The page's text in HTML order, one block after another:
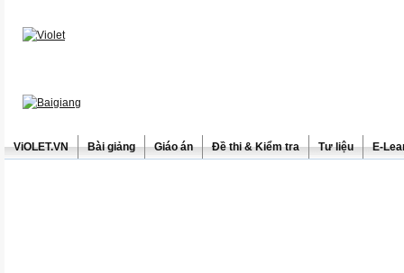
ViOLET.VN Bài giảng Giáo án Đề thi & Kiểm tra Tư liệu E-